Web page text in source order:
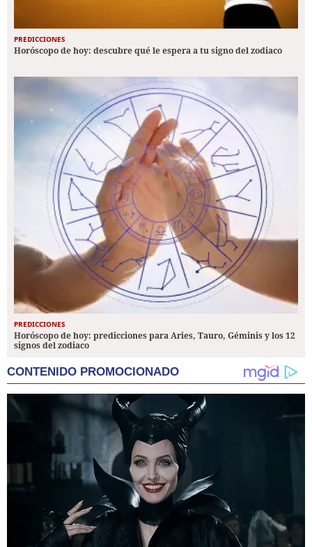
PREDICCIONES
Horóscopo de hoy: descubre qué le espera a tu signo del zodiaco
PREDICCIONES
Horóscopo de hoy: predicciones para Aries, Tauro, Géminis y los 12
signos del zodiaco
CONTENIDO PROMOCIONADO